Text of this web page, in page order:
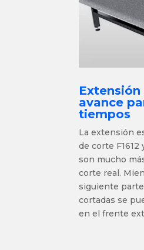
avance
tiempos
La extensión
de corte F1612
son mucho
corte real.
siguiente
cortadas se
en el frente